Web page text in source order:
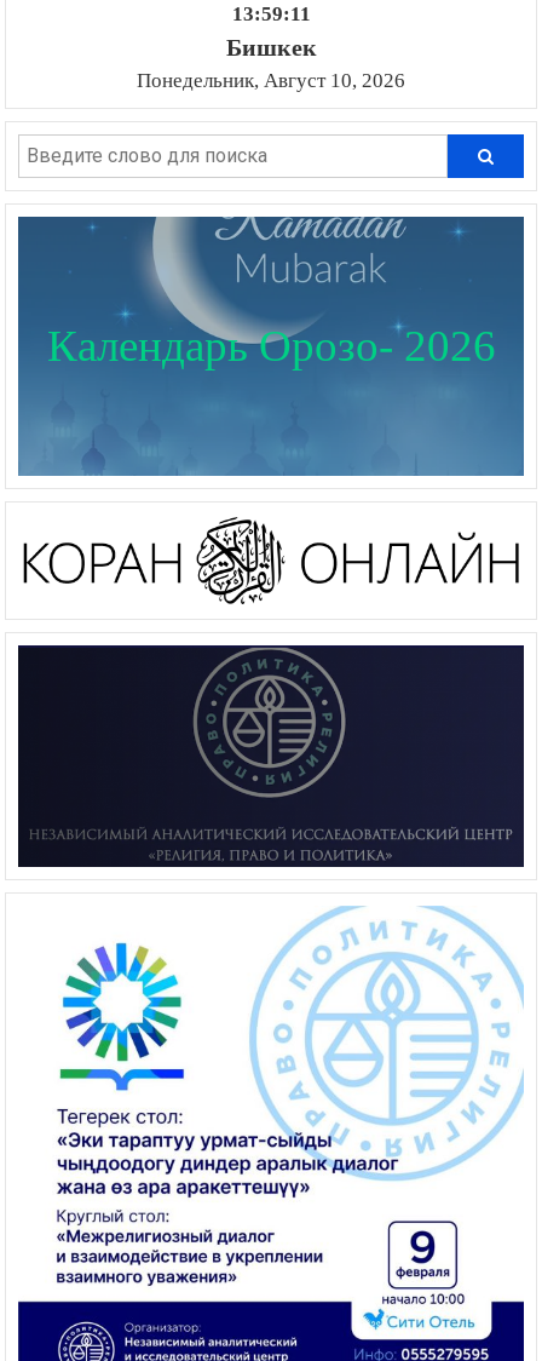
13:59:12
Бишкек
Понедельник, Август 10, 2026
Календарь Орозо- 2026